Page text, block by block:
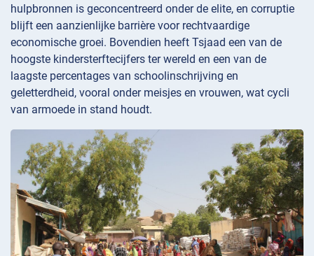
hulpbronnen is geconcentreerd onder de elite, en corruptie
blijft een aanzienlijke barrière voor rechtvaardige
economische groei. Bovendien heeft Tsjaad een van de
hoogste kindersterftecijfers ter wereld en een van de
laagste percentages van schoolinschrijving en
geletterdheid, vooral onder meisjes en vrouwen, wat cycli
van armoede in stand houdt.